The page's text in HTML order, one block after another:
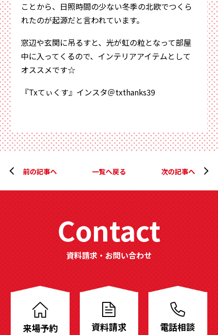
ことから、日照時間の少ない冬季の北欧でつくら
れたのが起源だと言われています。
窓辺や玄関に吊るすと、光が虹の粒となって部屋
中に入ってくるので、インテリアアイテムとして
オススメです☆
『Txてぃくす』インスタ＠txthanks39
前の記事へ 一覧へ戻る 次の記事へ
Contact
資料請求・お問い合わせ
譲
来場予約 資料請求 電話相談